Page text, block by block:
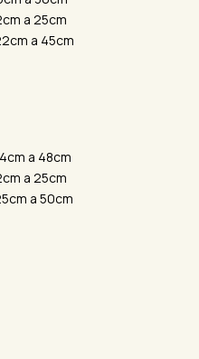
a 25cm
a 45cm
a 48cm
a 25cm
a 50cm